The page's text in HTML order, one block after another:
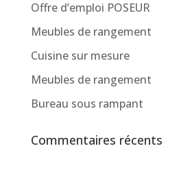
Offre d’emploi POSEUR
Meubles de rangement
Cuisine sur mesure
Meubles de rangement
Bureau sous rampant
Commentaires récents